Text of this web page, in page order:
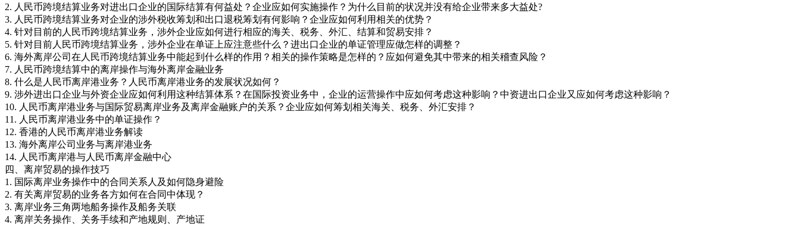
2. 人民币跨境结算业务对进出口企业的国际结算有何益处？企业应如何实施操作？为什么目前的状况并没有给企业带来多大益处?
3. 人民币跨境结算业务对企业的涉外税收筹划和出口退税筹划有何影响？企业应如何利用相关的优势？
4. 针对目前的人民币跨境结算业务，涉外企业应如何进行相应的海关、税务、外汇、结算和贸易安排？
5. 针对目前人民币跨境结算业务，涉外企业在单证上应注意些什么？进出口企业的单证管理应做怎样的调整？
6. 海外离岸公司在人民币跨境结算业务中能起到什么样的作用？相关的操作策略是怎样的？应如何避免其中带来的相关稽查风险？
7. 人民币跨境结算中的离岸操作与海外离岸金融业务
8. 什么是人民币离岸港业务？人民币离岸港业务的发展状况如何？
9. 涉外进出口企业与外资企业应如何利用这种结算体系？在国际投资业务中，企业的运营操作中应如何考虑这种影响？中资进出口企业又应如何考虑这种影响？
10. 人民币离岸港业务与国际贸易离岸业务及离岸金融账户的关系？企业应如何筹划相关海关、税务、外汇安排？
11. 人民币离岸港业务中的单证操作？
12. 香港的人民币离岸港业务解读
13. 海外离岸公司业务与离岸港业务
14. 人民币离岸港与人民币离岸金融中心
四、离岸贸易的操作技巧
1. 国际离岸业务操作中的合同关系人及如何隐身避险
2. 有关离岸贸易的业务各方如何在合同中体现？
3. 离岸业务三角两地船务操作及船务关联
4. 离岸关务操作、关务手续和产地规则、产地证